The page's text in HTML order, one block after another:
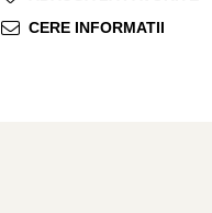
CERE INFORMATII